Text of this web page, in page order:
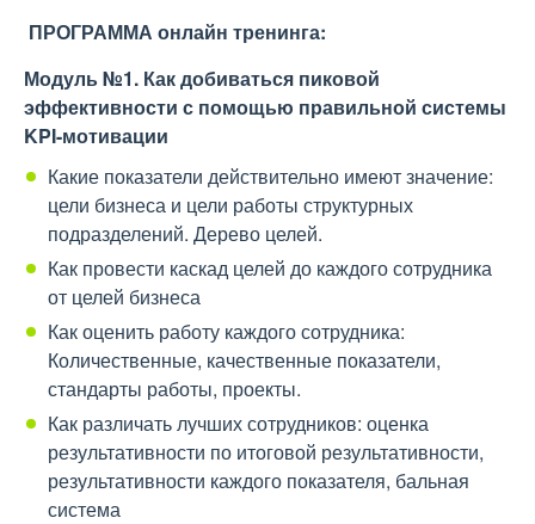
ПРОГРАММА онлайн тренинга:
Модуль №1. Как добиваться пиковой
эффективности с помощью правильной системы
KPI-мотивации
Какие показатели действительно имеют значение:
цели бизнеса и цели работы структурных
подразделений. Дерево целей.
Как провести каскад целей до каждого сотрудника
от целей бизнеса
Как оценить работу каждого сотрудника:
Количественные, качественные показатели,
стандарты работы, проекты.
Как различать лучших сотрудников: оценка
результативности по итоговой результативности,
результативности каждого показателя, бальная
система